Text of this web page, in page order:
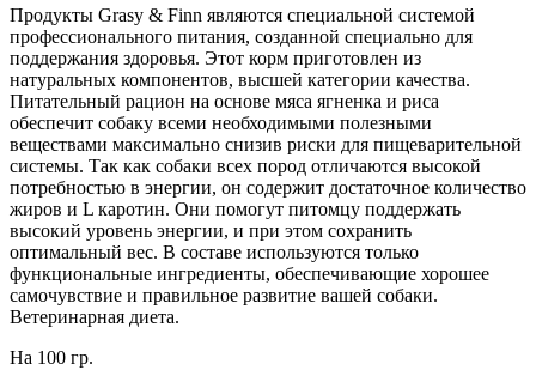
Продукты Grasy & Finn являются специальной системой
профессионального питания, созданной специально для
поддержания здоровья. Этот корм приготовлен из
натуральных компонентов, высшей категории качества.
Питательный рацион на основе мяса ягненка и риса
обеспечит собаку всеми необходимыми полезными
веществами максимально снизив риски для пищеварительной
системы. Так как собаки всех пород отличаются высокой
потребностью в энергии, он содержит достаточное количество
жиров и L каротин. Они помогут питомцу поддержать
высокий уровень энергии, и при этом сохранить
оптимальный вес. В составе используются только
функциональные ингредиенты, обеспечивающие хорошее
самочувствие и правильное развитие вашей собаки.
Ветеринарная диета.
На 100 гр.